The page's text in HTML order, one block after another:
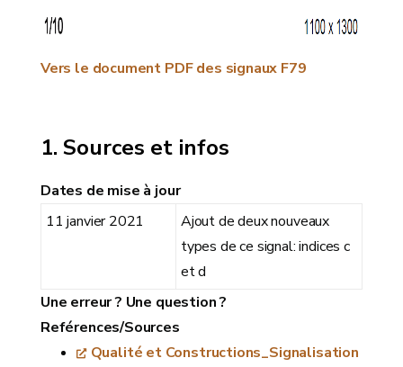
Vers le document PDF des signaux F79
Sources et infos
Dates de mise à jour
11 janvier 2021
Ajout de deux nouveaux
types de ce signal: indices c
et d
Une erreur ? Une question ?
Reférences/Sources
Qualité et Constructions_Signalisation